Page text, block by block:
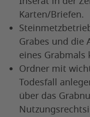
Karten/Briefen.
Grabes und die
eines
Ordner mit
Todesfall
über das